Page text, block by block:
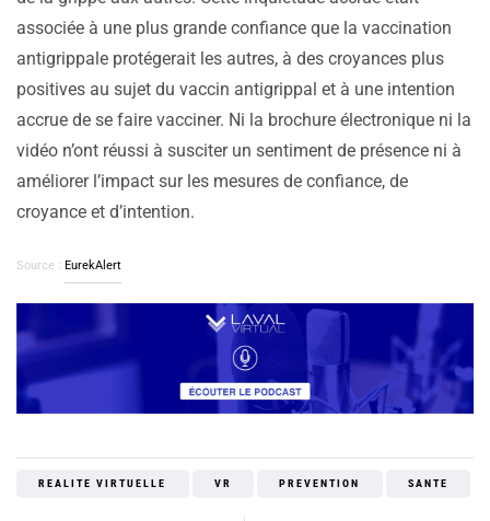
associée à une plus grande confiance que la vaccination
antigrippale protégerait les autres, à des croyances plus
positives au sujet du vaccin antigrippal et à une intention
accrue de se faire vacciner. Ni la brochure électronique ni la
vidéo n’ont réussi à susciter un sentiment de présence ni à
améliorer l’impact sur les mesures de confiance, de
croyance et d’intention.
Source : EurekAlert
REALITE VIRTUELLE VR PREVENTION SANTE